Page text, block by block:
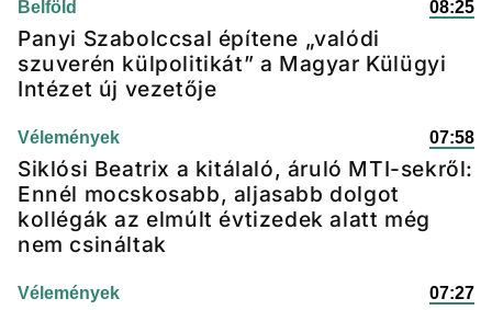
Belföld 08:25
Panyi Szabolccsal építene „valódi
szuverén külpolitikát” a Magyar Külügyi
Intézet új vezetője
Vélemények 07:58
Siklósi Beatrix a kitálaló, áruló MTI-sekről:
Ennél mocskosabb, aljasabb dolgot
kollégák az elmúlt évtizedek alatt még
nem csináltak
Vélemények 07:27